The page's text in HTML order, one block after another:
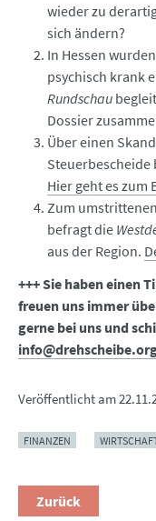
wieder zu
sich ändern?
In Hessen
psychisch krank
Rundschau
Dossier
Über einen
Hier geht es zum
Zum
befragt die
aus der Region.
+++ Sie haben einen
freuen uns immer
gerne bei uns und
Veröffentlicht am
FINANZEN
Zurück